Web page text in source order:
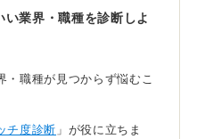
比較的はっきりしていま
が一般的です。販売職以
ぞれに専門性が求められる
ておくことをおすすめし
業界・職種を診断しよ
・職種が見つからず悩むこ
チ度診断 」が役に立ちま